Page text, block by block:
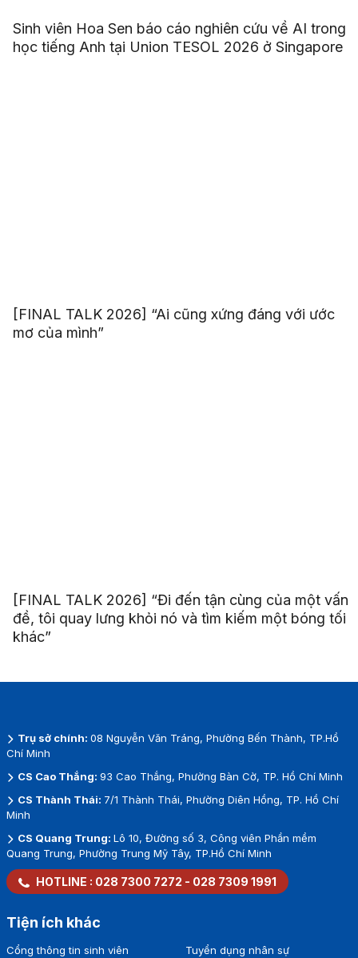
Sinh viên Hoa Sen báo cáo nghiên cứu về AI trong
học tiếng Anh tại Union TESOL 2026 ở Singapore
[FINAL TALK 2026] “Ai cũng xứng đáng với ước
mơ của mình”
[FINAL TALK 2026] “Đi đến tận cùng của một vấn
đề, tôi quay lưng khỏi nó và tìm kiếm một bóng tối
khác”
Trụ sở chính: 08 Nguyễn Văn Tráng, Phường Bến Thành, TP.Hồ
Chí Minh
CS Cao Thắng: 93 Cao Thắng, Phường Bàn Cờ, TP. Hồ Chí Minh
CS Thành Thái: 7/1 Thành Thái, Phường Diên Hồng, TP. Hồ Chí
Minh
CS Quang Trung: Lô 10, Đường số 3, Công viên Phần mềm
Quang Trung, Phường Trung Mỹ Tây, TP.Hồ Chí Minh
HOTLINE : 028 7300 7272 - 028 7309 1991
Tiện ích khác
Cổng thông tin sinh viên Tuyển dụng nhân sự